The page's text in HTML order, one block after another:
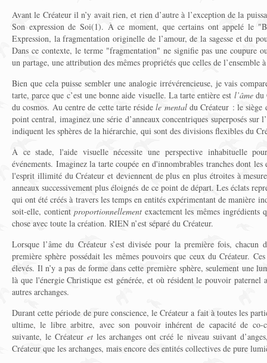
Avant le Créateur il n’y avait rien, et rien d’autre à l’exception de la
Son expression de Soi(1). À ce moment, que certains ont appelé le
Expression, la fragmentation originelle de l’amour, de la sagesse et du
Dans ce contexte, le terme "fragmentation" ne signifie pas une coupure
un partage, une attribution des mêmes propriétés que celles de l’ensemble
Bien que cela puisse sembler une analogie irrévérencieuse, je vais
tarte, parce que c’est une bonne aide visuelle. La tarte entière est l’âmedu
du cosmos. Au centre de cette tarte résidele mentaldu Créateur : le siège
point central, imaginez une série d’anneaux concentriques superposés sur
indiquent les sphères de la hiérarchie, qui sont des divisions flexibles du
À ce stade, l'aide visuelle nécessite une perspective inhabituelle
événements. Imaginez la tarte coupée en d'innombrables tranches dont
l'esprit illimité du Créateur et deviennent de plus en plus étroites à
anneaux successivement plus éloignés de ce point de départ. Les éclats
qui ont été créés à travers les temps en entités expérimentant de manière
soit-elle, contient proportionnellementexactement les mêmes ingrédients
chose avec toute la création. RIEN n’est séparé du Créateur.
Lorsque l’âme du Créateur s’est divisée pour la première fois, chacun
première sphère possédait les mêmes pouvoirs que ceux du Créateur.
élevés. Il n’y a pas de forme dans cette première sphère, seulement une
là que l'énergie Christique est générée, et où résident le pouvoir paternel
autres archanges.
Durant cette période de pure conscience, le Créateur a fait à toutes les
ultime, le libre arbitre, avec son pouvoir inhérent de capacité de co-
suivante, le Créateuret les archanges ont créé le niveau suivant
Créateur que les archanges, mais encore des entités collectives de pure